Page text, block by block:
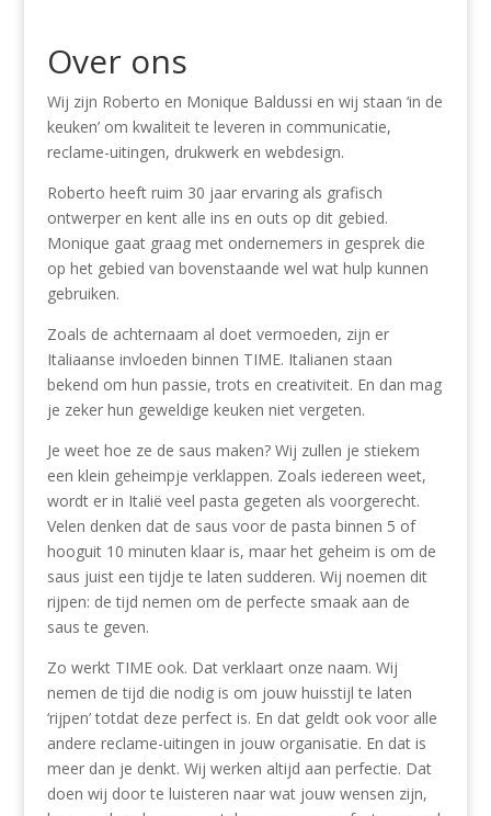
Over ons
Wij zijn Roberto en Monique Baldussi en wij staan ‘in de
keuken’ om kwaliteit te leveren in communicatie,
reclame-uitingen, drukwerk en webdesign.
Roberto heeft ruim 30 jaar ervaring als grafisch
ontwerper en kent alle ins en outs op dit gebied.
Monique gaat graag met ondernemers in gesprek die
op het gebied van bovenstaande wel wat hulp kunnen
gebruiken.
Zoals de achternaam al doet vermoeden, zijn er
Italiaanse invloeden binnen TIME. Italianen staan
bekend om hun passie, trots en creativiteit. En dan mag
je zeker hun geweldige keuken niet vergeten.
Je weet hoe ze de saus maken? Wij zullen je stiekem
een klein geheimpje verklappen. Zoals iedereen weet,
wordt er in Italië veel pasta gegeten als voorgerecht.
Velen denken dat de saus voor de pasta binnen 5 of
hooguit 10 minuten klaar is, maar het geheim is om de
saus juist een tijdje te laten sudderen. Wij noemen dit
rijpen: de tijd nemen om de perfecte smaak aan de
saus te geven.
Zo werkt TIME ook. Dat verklaart onze naam. Wij
nemen de tijd die nodig is om jouw huisstijl te laten
‘rijpen’ totdat deze perfect is. En dat geldt ook voor alle
andere reclame-uitingen in jouw organisatie. En dat is
meer dan je denkt. Wij werken altijd aan perfectie. Dat
doen wij door te luisteren naar wat jouw wensen zijn,